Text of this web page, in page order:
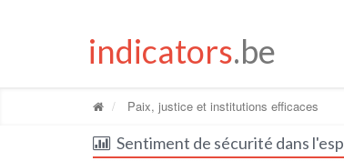
indicators.be
Paix, justice et institutions efficaces
Sentiment de sécurité dans